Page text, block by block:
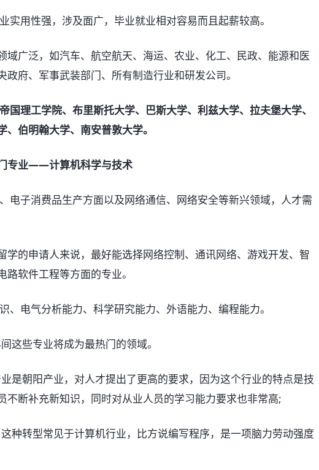
实用性强，涉及面广，毕业就业相对容易而且起薪较高。
广泛，如汽车、航空航天、海运、农业、化工、民政、能源和医
府、军事武装部门、所有制造行业和研发公司。
国理工学院、布里斯托大学、巴斯大学、利兹大学、 拉夫堡大学、
伯明翰大学、南安普敦大学。
专业——计算机科学与技术
子消费品生产方面以及网络通信、网络安全等新兴领域，人才需
的申请人来说，最好能选择网络控制、通讯网络、游戏开发、智
软件工程等方面的专业。
、电气分析能力、科学研究能力、外语能力、编程能力。
这些专业将成为最热门的领域。
朝阳产业，对人才提出了更高的要求，因为这个行业的特点是技
不断补充新知识，同时对从业人员的学习能力要求也非常高;
转型常见于计算机行业，比方说编写程序，是一项脑力劳动强度